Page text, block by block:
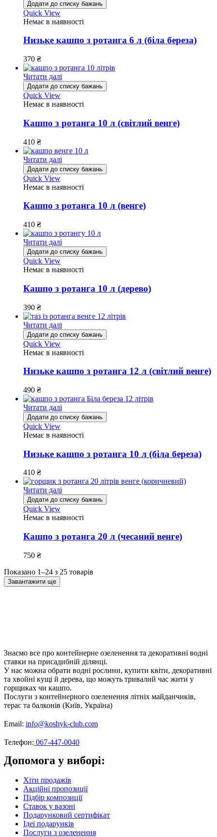
Додати до списку бажань
Quick View
Немає в наявності
Низьке кашпо з ротанга 6 л (біла береза)
370 ₴
Читати далі
Додати до списку бажань
Quick View
Немає в наявності
Кашпо з ротанга 10 л (світлий венге)
410 ₴
Читати далі
Додати до списку бажань
Quick View
Немає в наявності
Кашпо з ротанга 10 л (венге)
410 ₴
Читати далі
Додати до списку бажань
Quick View
Немає в наявності
Кашпо з ротанга 10 л (дерево)
390 ₴
Читати далі
Додати до списку бажань
Quick View
Немає в наявності
Низьке кашпо з ротанга 12 л (світлий венге)
490 ₴
Читати далі
Додати до списку бажань
Quick View
Немає в наявності
Низьке кашпо з ротанга 10 л (біла береза)
410 ₴
Читати далі
Додати до списку бажань
Quick View
Немає в наявності
Кашпо з ротанга 20 л (чесаний венге)
750 ₴
Показано 1–24 з 25 товарів
Завантажити ще
Знаємо все про контейнерне озеленення та декоративні водні
ставки на присадибній ділянці.
У нас можна обрати водні рослини, купити квіти, декоративні
та хвойні кущі й дерева, що можуть тривалий час жити у
горщиках чи кашпо.
Послуги з контейнерного озеленення літніх майданчиків,
терас та балконів (Київ, Україна)
Email: info@koshyk-club.com
Телефон: 067-447-0040
Допомога у виборі:
Хіти продажів
Акційні пропозиції
Підбір композиції
Ставок у вазоні
Подарунковий сертифікат
Ідеї подарунків
Послуги з озеленення